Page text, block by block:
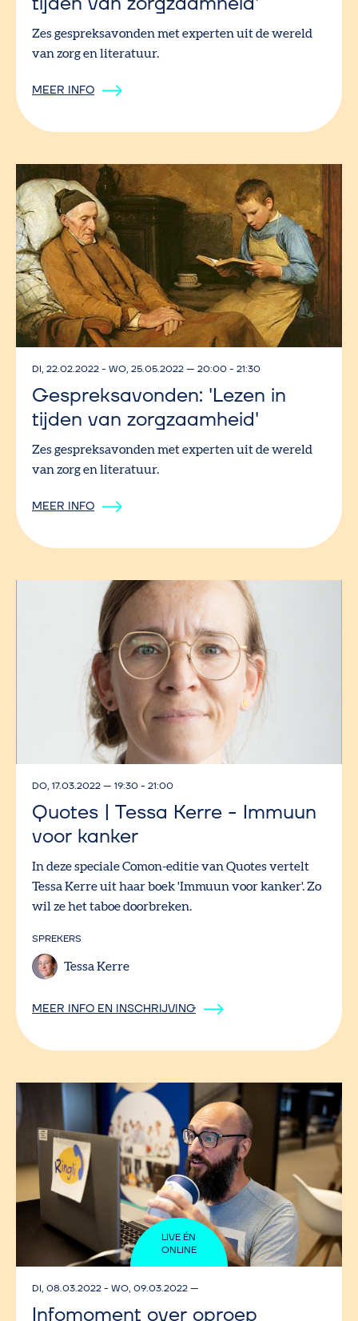
Zes gespreksavonden met experten uit de wereld
van zorg en literatuur.
MEER INFO
DI, 22.02.2022- WO, 25.05.2022— 20:00 - 21:30
Gespreksavonden: 'Lezen in
tijden van zorgzaamheid'
Zes gespreksavonden met experten uit de wereld
van zorg en literatuur.
MEER INFO
SPREKERS
Tessa Kerre
DO, 17.03.2022— 19:30 - 21:00
Quotes | Tessa Kerre - Immuun
voor kanker
In deze speciale Comon-editie van Quotes vertelt
Tessa Kerre uit haar boek 'Immuun voor kanker'. Zo
wil ze het taboe doorbreken.
MEER INFO EN INSCHRIJVING
LIVE ÉN
ONLINE
DI, 08.03.2022- WO, 09.03.2022—
Infomoment over oproep